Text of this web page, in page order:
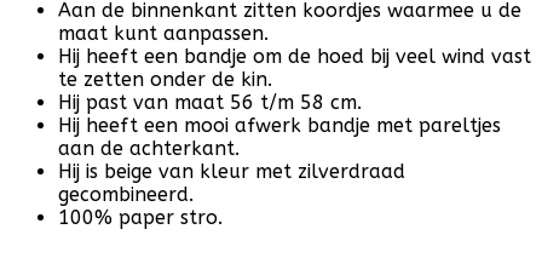
Aan de binnenkant zitten koordjes waarmee u de
maat kunt aanpassen.
Hij heeft een bandje om de hoed bij veel wind vast
te zetten onder de kin.
Hij past van maat 56 t/m 58 cm.
Hij heeft een mooi afwerk bandje met pareltjes
aan de achterkant.
Hij is beige van kleur met zilverdraad
gecombineerd.
100% paper stro.